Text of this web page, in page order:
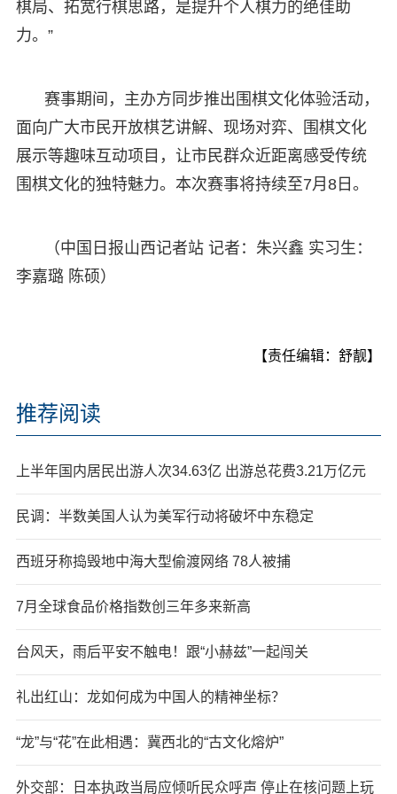
棋局、拓宽行棋思路，是提升个人棋力的绝佳助
力。”
赛事期间，主办方同步推出围棋文化体验活动，
面向广大市民开放棋艺讲解、现场对弈、围棋文化
展示等趣味互动项目，让市民群众近距离感受传统
围棋文化的独特魅力。本次赛事将持续至7月8日。
（中国日报山西记者站 记者：朱兴鑫 实习生：
李嘉璐 陈硕）
【责任编辑：舒靓】
推荐阅读
上半年国内居民出游人次34.63亿 出游总花费3.21万亿元
民调：半数美国人认为美军行动将破坏中东稳定
西班牙称捣毁地中海大型偷渡网络 78人被捕
7月全球食品价格指数创三年多来新高
台风天，雨后平安不触电！跟“小赫兹”一起闯关
礼出红山：龙如何成为中国人的精神坐标？
“龙”与“花”在此相遇：冀西北的“古文化熔炉”
外交部：日本执政当局应倾听民众呼声 停止在核问题上玩